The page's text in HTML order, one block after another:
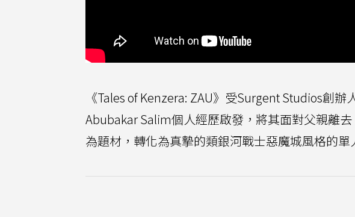
《Tales of Kenzera: ZAU》受Surgent Studios創
Abubakar Salim個人經歷啟發，將其面對父親離
為題材，轉化為真摯的類銀河戰士惡魔城風格的單